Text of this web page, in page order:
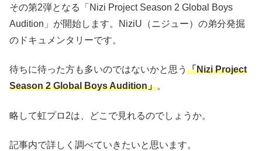
その第2弾となる「Nizi Project Season 2 Global Boys
Audition」が開始します。NiziU（ニジュー）の弟分発掘
のドキュメンタリーです。
待ちに待った方も多いのではないかと思う 「Nizi Project
Season 2 Global Boys Audition」。
略して虹プロ2は、どこで見れるのでしょうか。
記事内で詳しく調べていきたいと思います。